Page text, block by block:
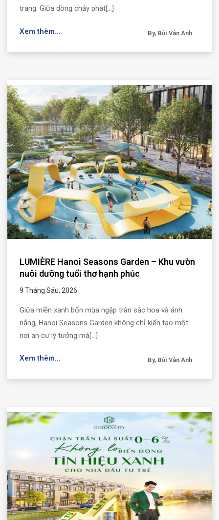
trang. Giữa dòng chảy phát[...]
Xem thêm... By, Bùi Vân Anh
LUMIÈRE Hanoi Seasons Garden – Khu vườn
nuôi dưỡng tuổi thơ hạnh phúc
9 Tháng Sáu, 2026
Giữa miền xanh bốn mùa ngập tràn sắc hoa và ánh
nắng, Hanoi Seasons Garden không chỉ kiến tạo một
nơi an cư lý tưởng mà[...]
Xem thêm... By, Bùi Vân Anh